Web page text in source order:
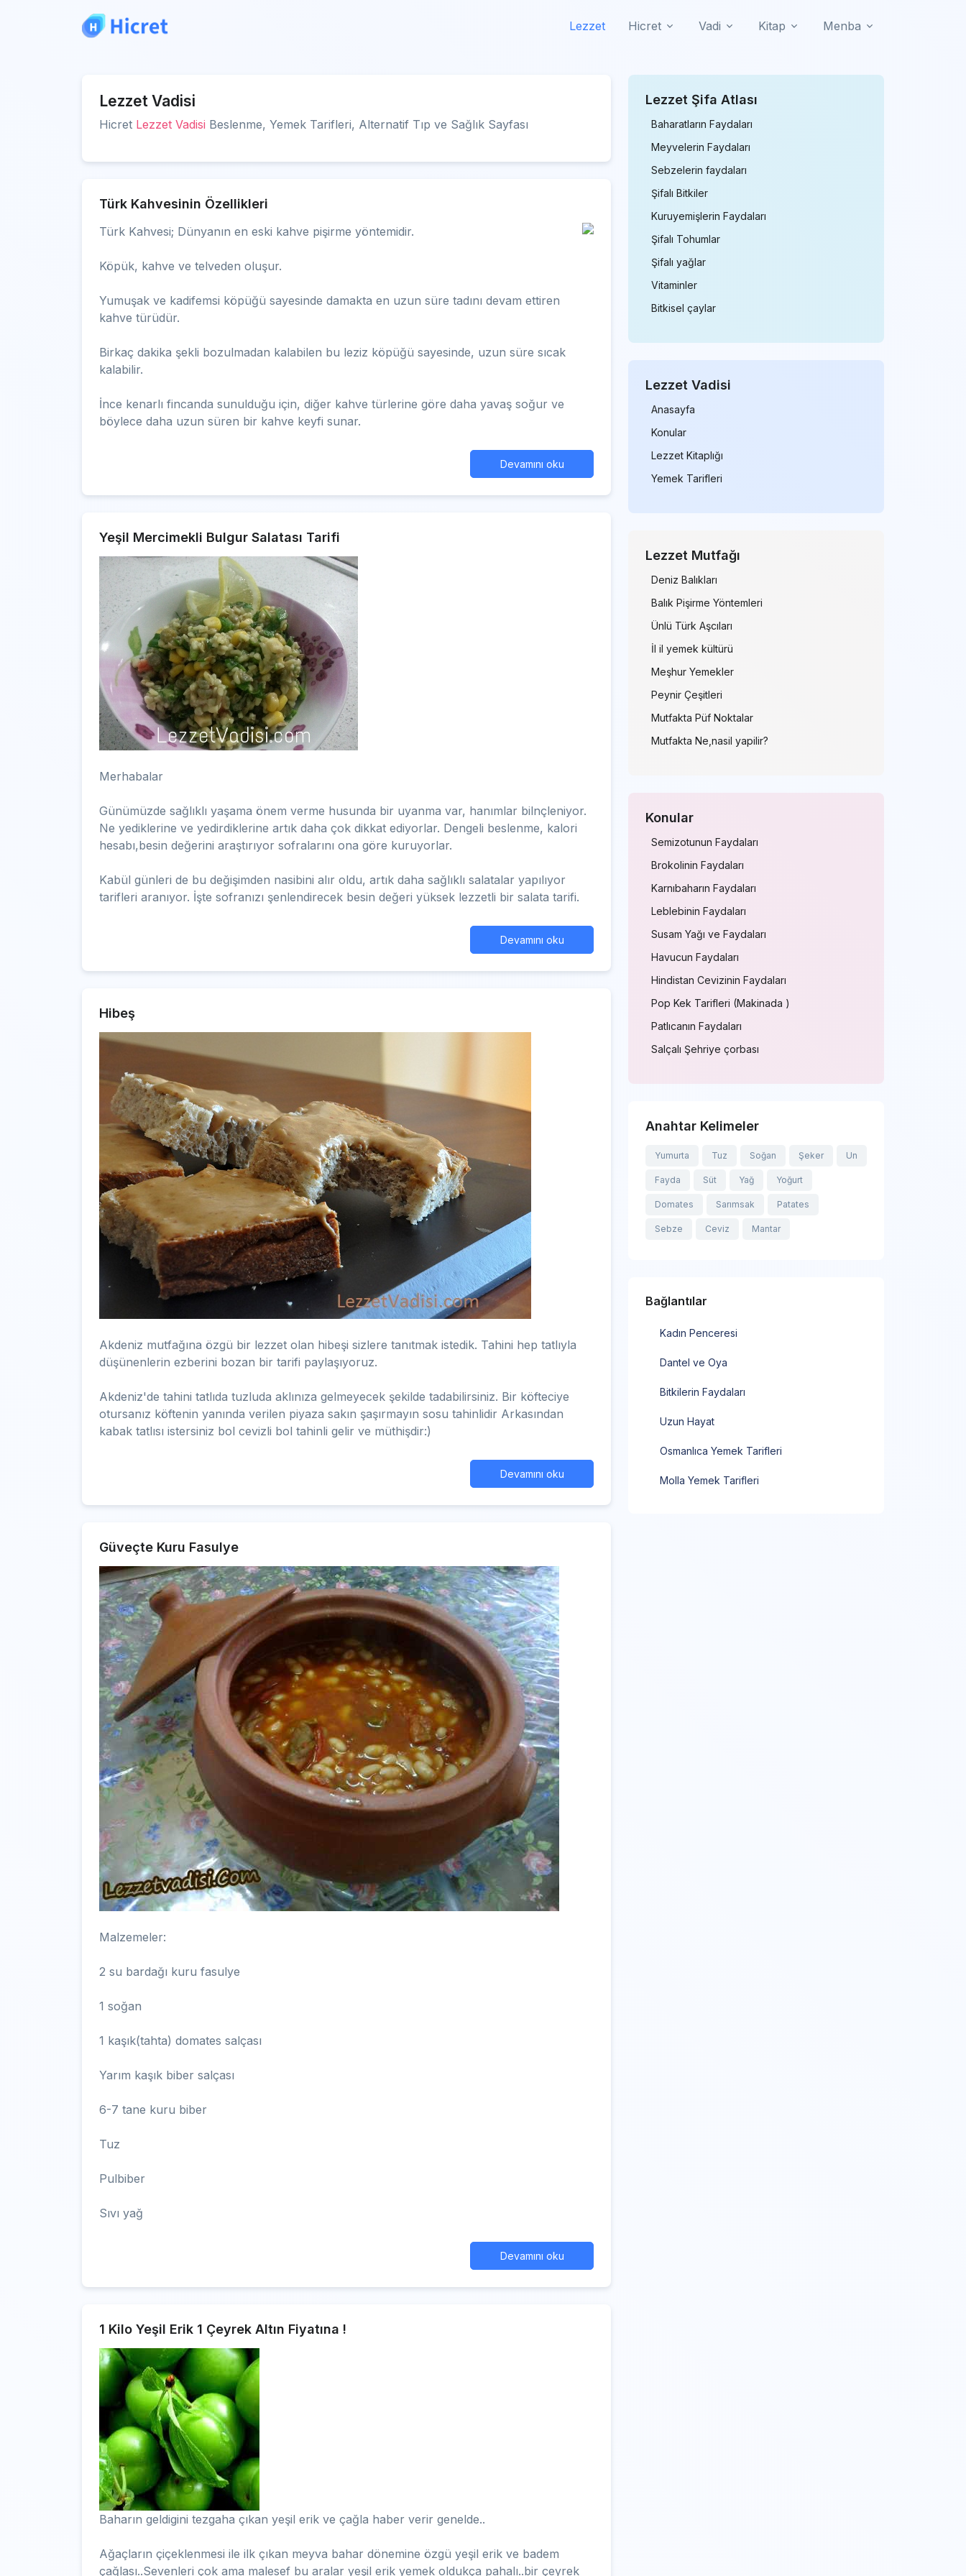
Lezzet Hicret Vadi Kitap Menba
Lezzet Vadisi
Hicret Lezzet Vadisi Beslenme, Yemek Tarifleri, Alternatif Tıp ve Sağlık Sayfası
Türk Kahvesinin Özellikleri
Türk Kahvesi; Dünyanın en eski kahve pişirme yöntemidir.
Köpük, kahve ve telveden oluşur.
Yumuşak ve kadifemsi köpüğü sayesinde damakta en uzun süre tadını devam ettiren
kahve türüdür.
Birkaç dakika şekli bozulmadan kalabilen bu leziz köpüğü sayesinde, uzun süre sıcak
kalabilir.
İnce kenarlı fincanda sunulduğu için, diğer kahve türlerine göre daha yavaş soğur ve
böylece daha uzun süren bir kahve keyfi sunar.
Devamını oku
Yeşil Mercimekli Bulgur Salatası Tarifi
Merhabalar
Günümüzde sağlıklı yaşama önem verme husunda bir uyanma var, hanımlar bilnçleniyor.
Ne yediklerine ve yedirdiklerine artık daha çok dikkat ediyorlar. Dengeli beslenme, kalori
hesabı,besin değerini araştırıyor sofralarını ona göre kuruyorlar.
Kabül günleri de bu değişimden nasibini alır oldu, artık daha sağlıklı salatalar yapılıyor
tarifleri aranıyor. İşte sofranızı şenlendirecek besin değeri yüksek lezzetli bir salata tarifi.
Devamını oku
Hibeş
Akdeniz mutfağına özgü bir lezzet olan hibeşi sizlere tanıtmak istedik. Tahini hep tatlıyla
düşünenlerin ezberini bozan bir tarifi paylaşıyoruz.
Akdeniz'de tahini tatlıda tuzluda aklınıza gelmeyecek şekilde tadabilirsiniz. Bir köfteciye
otursanız köftenin yanında verilen piyaza sakın şaşırmayın sosu tahinlidir Arkasından
kabak tatlısı istersiniz bol cevizli bol tahinli gelir ve müthişdir:)
Devamını oku
Güveçte Kuru Fasulye
Malzemeler:
2 su bardağı kuru fasulye
1 soğan
1 kaşık(tahta) domates salçası
Yarım kaşık biber salçası
6-7 tane kuru biber
Tuz
Pulbiber
Sıvı yağ
Devamını oku
1 Kilo Yeşil Erik 1 Çeyrek Altın Fiyatına !
Baharın geldigini tezgaha çıkan yeşil erik ve çağla haber verir genelde..
Ağaçların çiçeklenmesi ile ilk çıkan meyva bahar dönemine özgü yeşil erik ve badem
çağlası..Sevenleri çok ama malesef bu aralar yeşil erik yemek oldukça pahalı..bir çeyrek
Lezzet Şifa Atlası
Baharatların Faydaları
Meyvelerin Faydaları
Sebzelerin faydaları
Şifalı Bitkiler
Kuruyemişlerin Faydaları
Şifalı Tohumlar
Şifalı yağlar
Vitaminler
Bitkisel çaylar
Lezzet Vadisi
Anasayfa
Konular
Lezzet Kitaplığı
Yemek Tarifleri
Lezzet Mutfağı
Deniz Balıkları
Balık Pişirme Yöntemleri
Ünlü Türk Aşcıları
İl il yemek kültürü
Meşhur Yemekler
Peynir Çeşitleri
Mutfakta Püf Noktalar
Mutfakta Ne,nasil yapilir?
Konular
Semizotunun Faydaları
Brokolinin Faydaları
Karnıbaharın Faydaları
Leblebinin Faydaları
Susam Yağı ve Faydaları
Havucun Faydaları
Hindistan Cevizinin Faydaları
Pop Kek Tarifleri (Makinada )
Patlıcanın Faydaları
Salçalı Şehriye çorbası
Anahtar Kelimeler
Yumurta Tuz Soğan Şeker Un
Fayda Süt Yağ Yoğurt
Domates Sarımsak Patates
Sebze Ceviz Mantar
Bağlantılar
Kadın Penceresi
Dantel ve Oya
Bitkilerin Faydaları
Uzun Hayat
Osmanlıca Yemek Tarifleri
Molla Yemek Tarifleri